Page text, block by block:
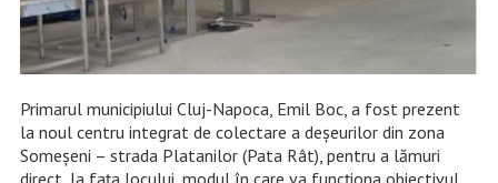
Primarul municipiului Cluj-Napoca, Emil Boc, a fost prezent
la noul centru integrat de colectare a deșeurilor din zona
Someșeni – strada Platanilor (Pata Rât), pentru a lămuri